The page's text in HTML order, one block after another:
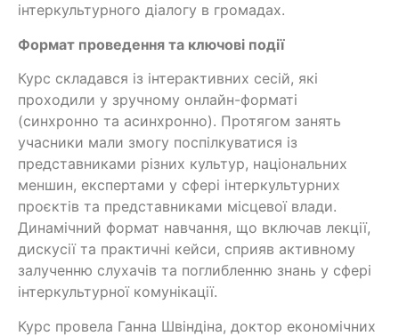
інтеркультурного діалогу в громадах.
Формат проведення та ключові події
Курс складався із інтерактивних сесій, які
проходили у зручному онлайн-форматі
(синхронно та асинхронно). Протягом занять
учасники мали змогу поспілкуватися із
представниками різних культур, національних
меншин, експертами у сфері інтеркультурних
проєктів та представниками місцевої влади.
Динамічний формат навчання, що включав лекції,
дискусії та практичні кейси, сприяв активному
залученню слухачів та поглибленню знань у сфері
інтеркультурної комунікації.
Курс провела Ганна Швіндіна, доктор економічних